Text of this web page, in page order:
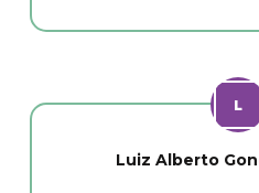
Luiz Alberto